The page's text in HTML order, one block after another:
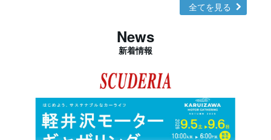
全てを見る
News
新着情報